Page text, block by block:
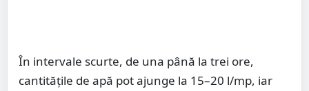
În intervale scurte, de una până la trei ore,
cantitățile de apă pot ajunge la 15–20 l/mp, iar